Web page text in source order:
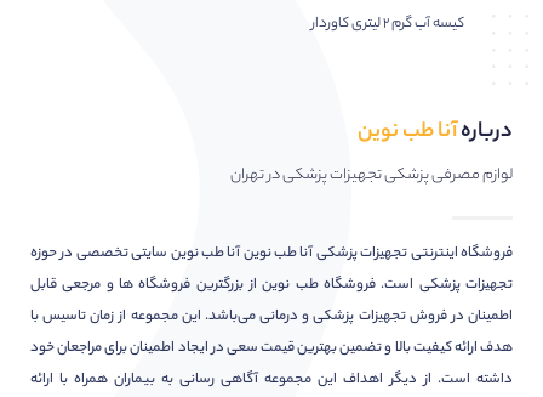
کیسه آب گرم ۲ لیتری کاوردار
دربارهآنا طب نوین
لوازم مصرفی پزشکی تجهیزات پزشکی در تهران
فروشگاه اینترنتی تجهیزات پزشکی آنا طب نوین آنا طب نوین سایتی تخصصی در حوزه
تجهیزات پزشکی است. فروشگاه طب نوین از بزرگترین فروشگاه ها و مرجعی قابل
اطمینان در فروش تجهیزات پزشکی و درمانی می‌باشد. این مجموعه از زمان تاسیس با
هدف ارائه کیفیت بالا و تضمین بهترین قیمت سعی در ایجاد اطمینان برای مراجعان خود
داشته است. از دیگر اهداف این مجموعه آگاهی رسانی به بیماران همراه با ارائه